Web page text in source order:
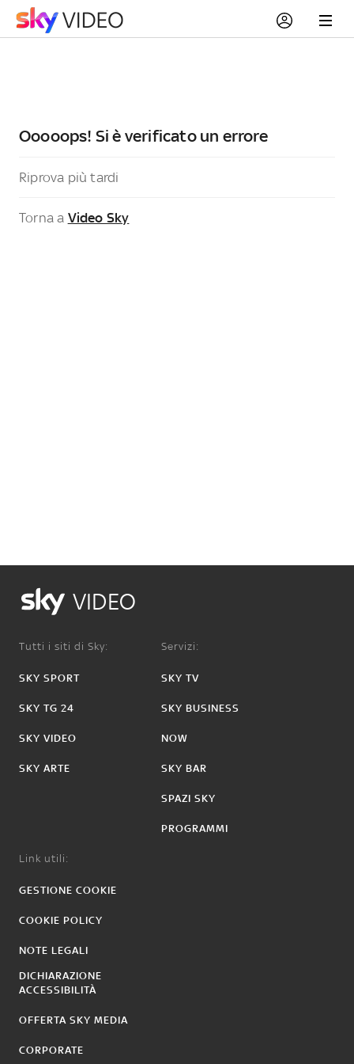
Ooooops! Si è verificato un errore
Riprova più tardi
Torna a Video Sky
VIDEO
Tutti i siti di Sky:
SKY SPORT
SKY TG 24
SKY VIDEO
SKY ARTE
Servizi:
SKY TV
SKY BUSINESS
NOW
SKY BAR
SPAZI SKY
PROGRAMMI
Link utili:
GESTIONE COOKIE
COOKIE POLICY
NOTE LEGALI
DICHIARAZIONE
ACCESSIBILITÀ
OFFERTA SKY MEDIA
CORPORATE